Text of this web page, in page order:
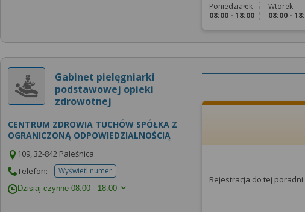
Poniedziałek
08:00 - 18:00
Wtorek
08:00 -
Gabinet pielęgniarki
podstawowej opieki
zdrowotnej
CENTRUM ZDROWIA TUCHÓW SPÓŁKA Z
OGRANICZONĄ ODPOWIEDZIALNOŚCIĄ
109, 32-842 Paleśnica
Telefon:
Wyświetl numertelefonu do placowki
Dzisiaj czynne 08:00 - 18:00
Rejestracja do tej